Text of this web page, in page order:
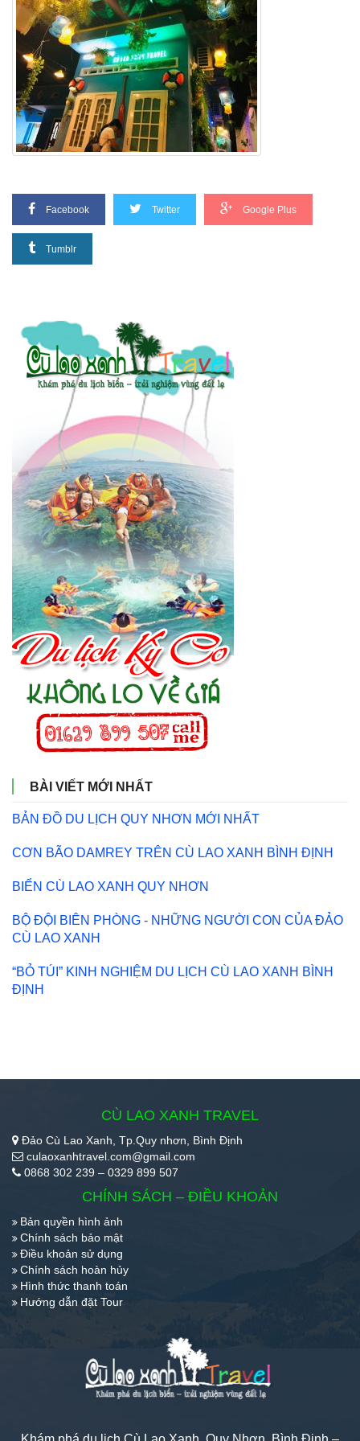
Facebook Twitter Google Plus
Tumblr
BÀI VIẾT MỚI NHẤT
BẢN ĐỒ DU LỊCH QUY NHƠN MỚI NHẤT
CƠN BÃO DAMREY TRÊN CÙ LAO XANH BÌNH ĐỊNH
BIỂN CÙ LAO XANH QUY NHƠN
BỘ ĐỘI BIÊN PHÒNG - NHỮNG NGƯỜI CON CỦA ĐẢO
CÙ LAO XANH
“BỎ TÚI” KINH NGHIỆM DU LỊCH CÙ LAO XANH BÌNH
ĐỊNH
CÙ LAO XANH TRAVEL
Đảo Cù Lao Xanh, Tp.Quy nhơn, Bình Định
culaoxanhtravel.com@gmail.com
0868 302 239 – 0329 899 507
CHÍNH SÁCH – ĐIỀU KHOẢN
Bản quyền hình ảnh
Chính sách bảo mật
Điều khoản sử dụng
Chính sách hoàn hủy
Hình thức thanh toán
Hướng dẫn đặt Tour